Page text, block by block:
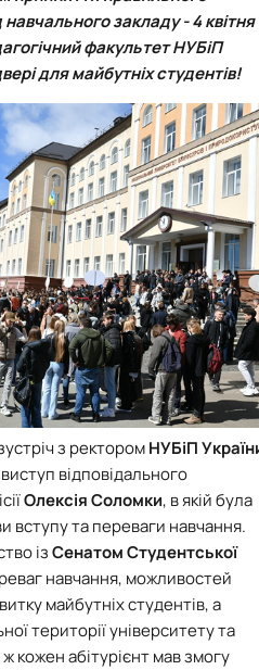
філології
культури і спорту
та міжнародної
закладу - 4 квітня
факультет НУБіП
для майбутніх студентів!
з ректоромНУБіП
відповідального
Олексія Соломки, в якій була
вступу та переваги навчання.
ізСенатом Студентської
навчання, можливостей
майбутніх студентів, а
території університету та
кожен абітурієнт мав змогу